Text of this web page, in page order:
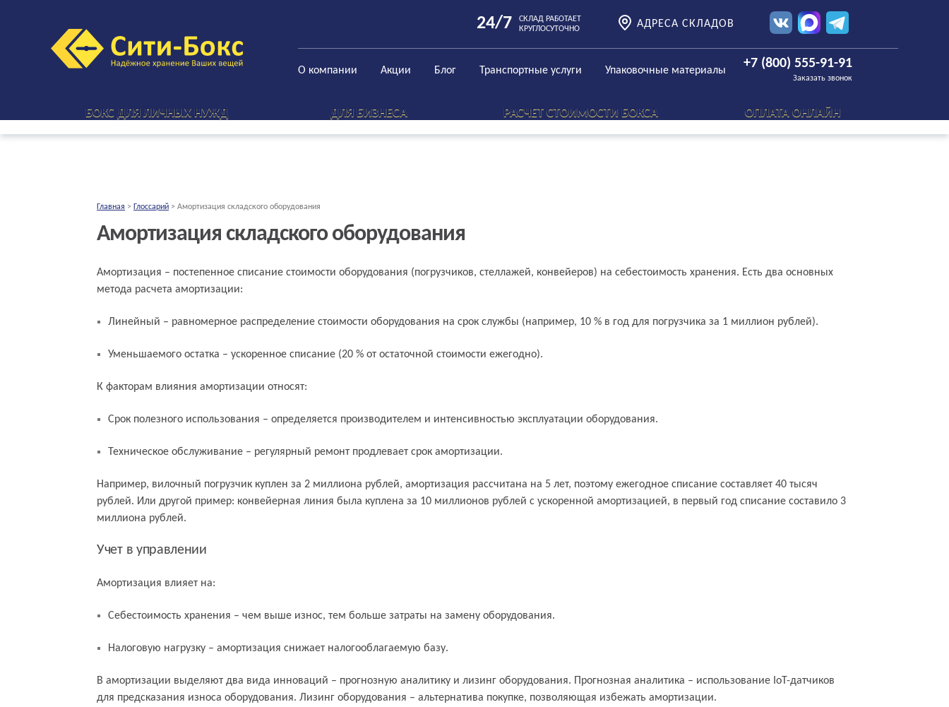
24/7
СКЛАД РАБОТАЕТ
КРУГЛОСУТОЧНО
АДРЕСА СКЛАДОВ
О компании Акции Блог Транспортные услуги Упаковочные материалы +7 (800) 555-91-91
Заказать звонок
БОКС ДЛЯ ЛИЧНЫХ НУЖД ДЛЯ БИЗНЕСА РАСЧЕТ СТОИМОСТИ БОКСА ОПЛАТА ОНЛАЙН
Главная > Глоссарий > Амортизация складского оборудования
Амортизация складского оборудования
Амортизация – постепенное списание стоимости оборудования (погрузчиков, стеллажей, конвейеров) на себестоимость хранения. Есть два основных
метода расчета амортизации:
Линейный – равномерное распределение стоимости оборудования на срок службы (например, 10 % в год для погрузчика за 1 миллион рублей).
Уменьшаемого остатка – ускоренное списание (20 % от остаточной стоимости ежегодно).
К факторам влияния амортизации относят:
Срок полезного использования – определяется производителем и интенсивностью эксплуатации оборудования.
Техническое обслуживание – регулярный ремонт продлевает срок амортизации.
Например, вилочный погрузчик куплен за 2 миллиона рублей, амортизация рассчитана на 5 лет, поэтому ежегодное списание составляет 40 тысяч
рублей. Или другой пример: конвейерная линия была куплена за 10 миллионов рублей с ускоренной амортизацией, в первый год списание составило 3
миллиона рублей.
Учет в управлении
Амортизация влияет на:
Себестоимость хранения – чем выше износ, тем больше затраты на замену оборудования.
Налоговую нагрузку – амортизация снижает налогооблагаемую базу.
В амортизации выделяют два вида инноваций – прогнозную аналитику и лизинг оборудования. Прогнозная аналитика – использование IoT-датчиков
для предсказания износа оборудования. Лизинг оборудования – альтернатива покупке, позволяющая избежать амортизации.